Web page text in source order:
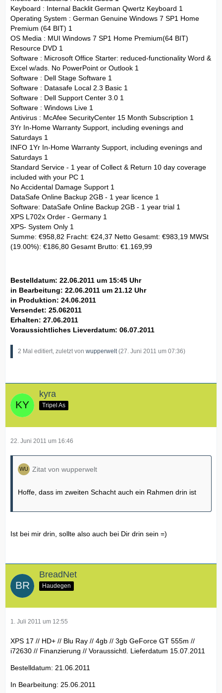
Keyboard : Internal Backlit German Qwertz Keyboard 1
Operating System : German Genuine Windows 7 SP1 Home
Premium (64 BIT) 1
OS Media : MUI Windows 7 SP1 Home Premium(64 BIT)
Resource DVD 1
Software : Microsoft Office Starter: reduced-functionality Word &
Excel w/ads. No PowerPoint or Outlook 1
Software : Dell Stage Software 1
Software : Datasafe Local 2.3 Basic 1
Software : Dell Support Center 3.0 1
Software : Windows Live 1
Antivirus : McAfee SecurityCenter 15 Month Subscription 1
3Yr In-Home Warranty Support, including evenings and
Saturdays 1
INFO 1Yr In-Home Warranty Support, including evenings and
Saturdays 1
Standard Service - 1 year of Collect & Return 10 day coverage
included with your PC 1
No Accidental Damage Support 1
DataSafe Online Backup 2GB - 1 year licence 1
Software: DataSafe Online Backup 2GB - 1 year trial 1
XPS L702x Order - Germany 1
XPS- System Only 1
Summe: €958,82 Fracht: €24,37 Netto Gesamt: €983,19 MWSt
(19.00%): €186,80 Gesamt Brutto: €1.169,99
Bestelldatum: 22.06.2011 um 15:45 Uhr
in Bearbeitung: 22.06.2011 um 21.12 Uhr
in Produktion: 24.06.2011
Versendet: 25.062011
Erhalten: 27.06.2011
Voraussichtliches Lieverdatum: 06.07.2011
2 Mal editiert, zuletzt von wupperwelt(27. Juni 2011 um 07:36)
kyra
Tripel As
22. Juni 2011 um 16:46
Zitat von wupperwelt
Hoffe, dass im zweiten Schacht auch ein Rahmen drin ist
Ist bei mir drin, sollte also auch bei Dir drin sein =)
BreadNet
Haudegen
1. Juli 2011 um 12:55
XPS 17 // HD+ // Blu Ray // 4gb // 3gb GeForce GT 555m //
i72630 // Finanzierung // Voraussichtl. Lieferdatum 15.07.2011
Bestelldatum: 21.06.2011
In Bearbeitung: 25.06.2011